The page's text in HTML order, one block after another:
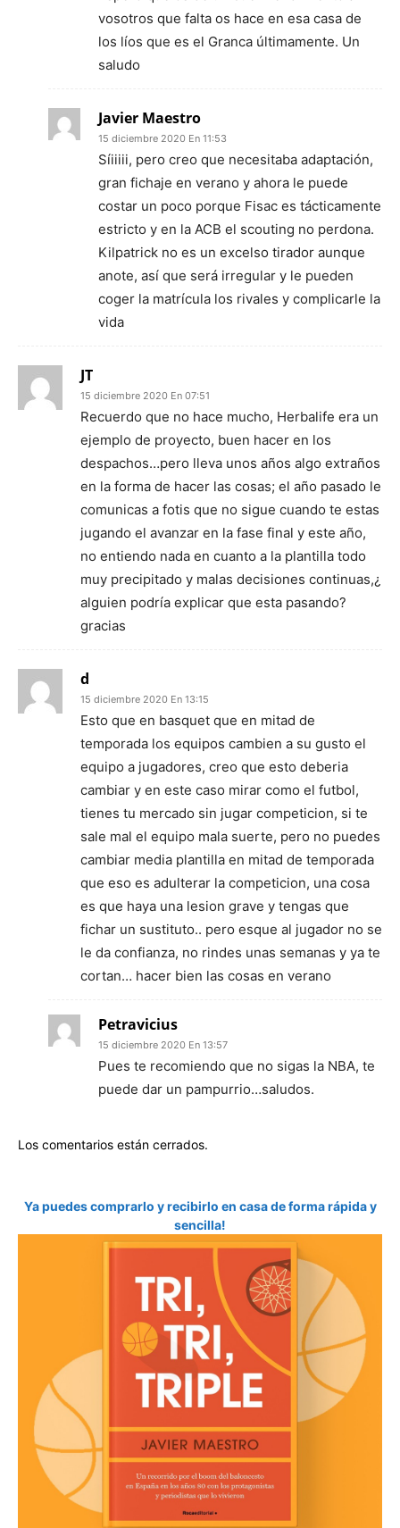
vosotros que falta os hace en esa casa de
los líos que es el Granca últimamente. Un
saludo
Javier Maestro
15 diciembre 2020 En 11:53
Síiiiii, pero creo que necesitaba adaptación,
gran fichaje en verano y ahora le puede
costar un poco porque Fisac es tácticamente
estricto y en la ACB el scouting no perdona.
Kilpatrick no es un excelso tirador aunque
anote, así que será irregular y le pueden
coger la matrícula los rivales y complicarle la
vida
JT
15 diciembre 2020 En 07:51
Recuerdo que no hace mucho, Herbalife era un
ejemplo de proyecto, buen hacer en los
despachos…pero lleva unos años algo extraños
en la forma de hacer las cosas; el año pasado le
comunicas a fotis que no sigue cuando te estas
jugando el avanzar en la fase final y este año,
no entiendo nada en cuanto a la plantilla todo
muy precipitado y malas decisiones continuas,¿
alguien podría explicar que esta pasando?
gracias
d
15 diciembre 2020 En 13:15
Esto que en basquet que en mitad de
temporada los equipos cambien a su gusto el
equipo a jugadores, creo que esto deberia
cambiar y en este caso mirar como el futbol,
tienes tu mercado sin jugar competicion, si te
sale mal el equipo mala suerte, pero no puedes
cambiar media plantilla en mitad de temporada
que eso es adulterar la competicion, una cosa
es que haya una lesion grave y tengas que
fichar un sustituto.. pero esque al jugador no se
le da confianza, no rindes unas semanas y ya te
cortan… hacer bien las cosas en verano
Petravicius
15 diciembre 2020 En 13:57
Pues te recomiendo que no sigas la NBA, te
puede dar un pampurrio…saludos.
Los comentarios están cerrados.
Ya puedes comprarlo y recibirlo en casa de forma rápida y
sencilla!